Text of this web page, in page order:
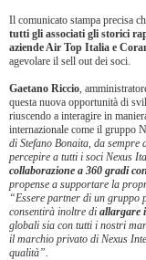
Il comunicato stampa precisa
tutti gli associati gli storici
aziende Air Top Italia e
agevolare il sell out dei soci.
Gaetano Riccio,
questa nuova opportunità di
riuscendo a interagire in
internazionale come il gruppo
di Stefano Bonaita, da sempre
percepire a tutti i soci Nexus
collaborazione a 360 gradi
propense a supportare la
“Essere partner di un gruppo
consentirà inoltre di allargare
globali sia con tutti i nostri
il marchio privato di Nexus
qualità”.